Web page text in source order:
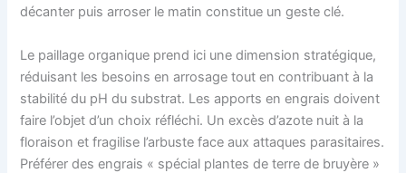
décanter puis arroser le matin constitue un geste clé.
Le paillage organique prend ici une dimension stratégique,
réduisant les besoins en arrosage tout en contribuant à la
stabilité du pH du substrat. Les apports en engrais doivent
faire l’objet d’un choix réfléchi. Un excès d’azote nuit à la
floraison et fragilise l’arbuste face aux attaques parasitaires.
Préférer des engrais « spécial plantes de terre de bruyère »